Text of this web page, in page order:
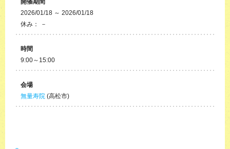
開催期間
2026/01/18 ～ 2026/01/18
休み： －
時間
9:00～15:00
会場
無量寿院 (高松市)